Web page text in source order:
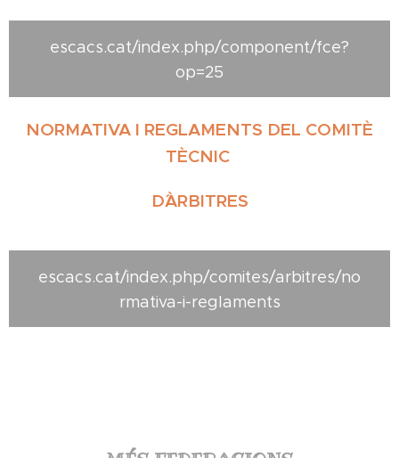
escacs.cat/index.php/component/fce?
op=25
NORMATIVA I REGLAMENTS DEL COMITÈ
TÈCNIC
D´ÀRBITRES
escacs.cat/index.php/comites/arbitres/no
rmativa-i-reglaments